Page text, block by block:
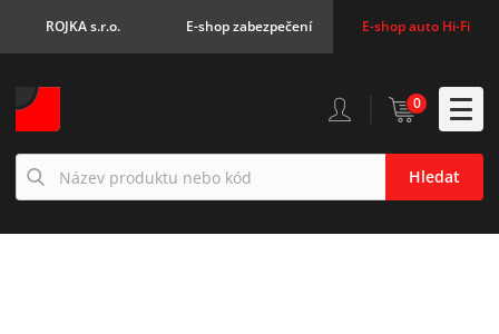
ROJKA s.r.o. E-shop zabezpečení E-shop auto Hi-Fi
Hledat
0